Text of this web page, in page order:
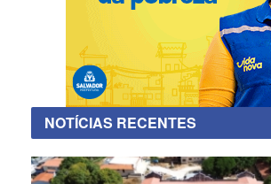
NOTÍCIAS RECENTES